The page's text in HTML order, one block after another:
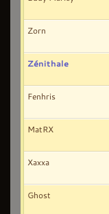
Zorn
Zénithale
Fenhris
MatRX
Xaxxa
Ghost